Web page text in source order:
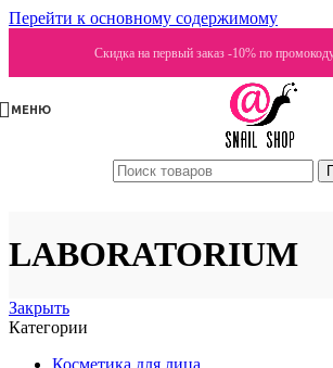
Перейти к основному содержимому
Скидка на первый заказ -10% по
МЕНЮ
LABORATORIUM
Закрыть
Категории
Косметика для лица